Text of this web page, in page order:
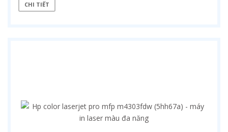
CHI TIẾT